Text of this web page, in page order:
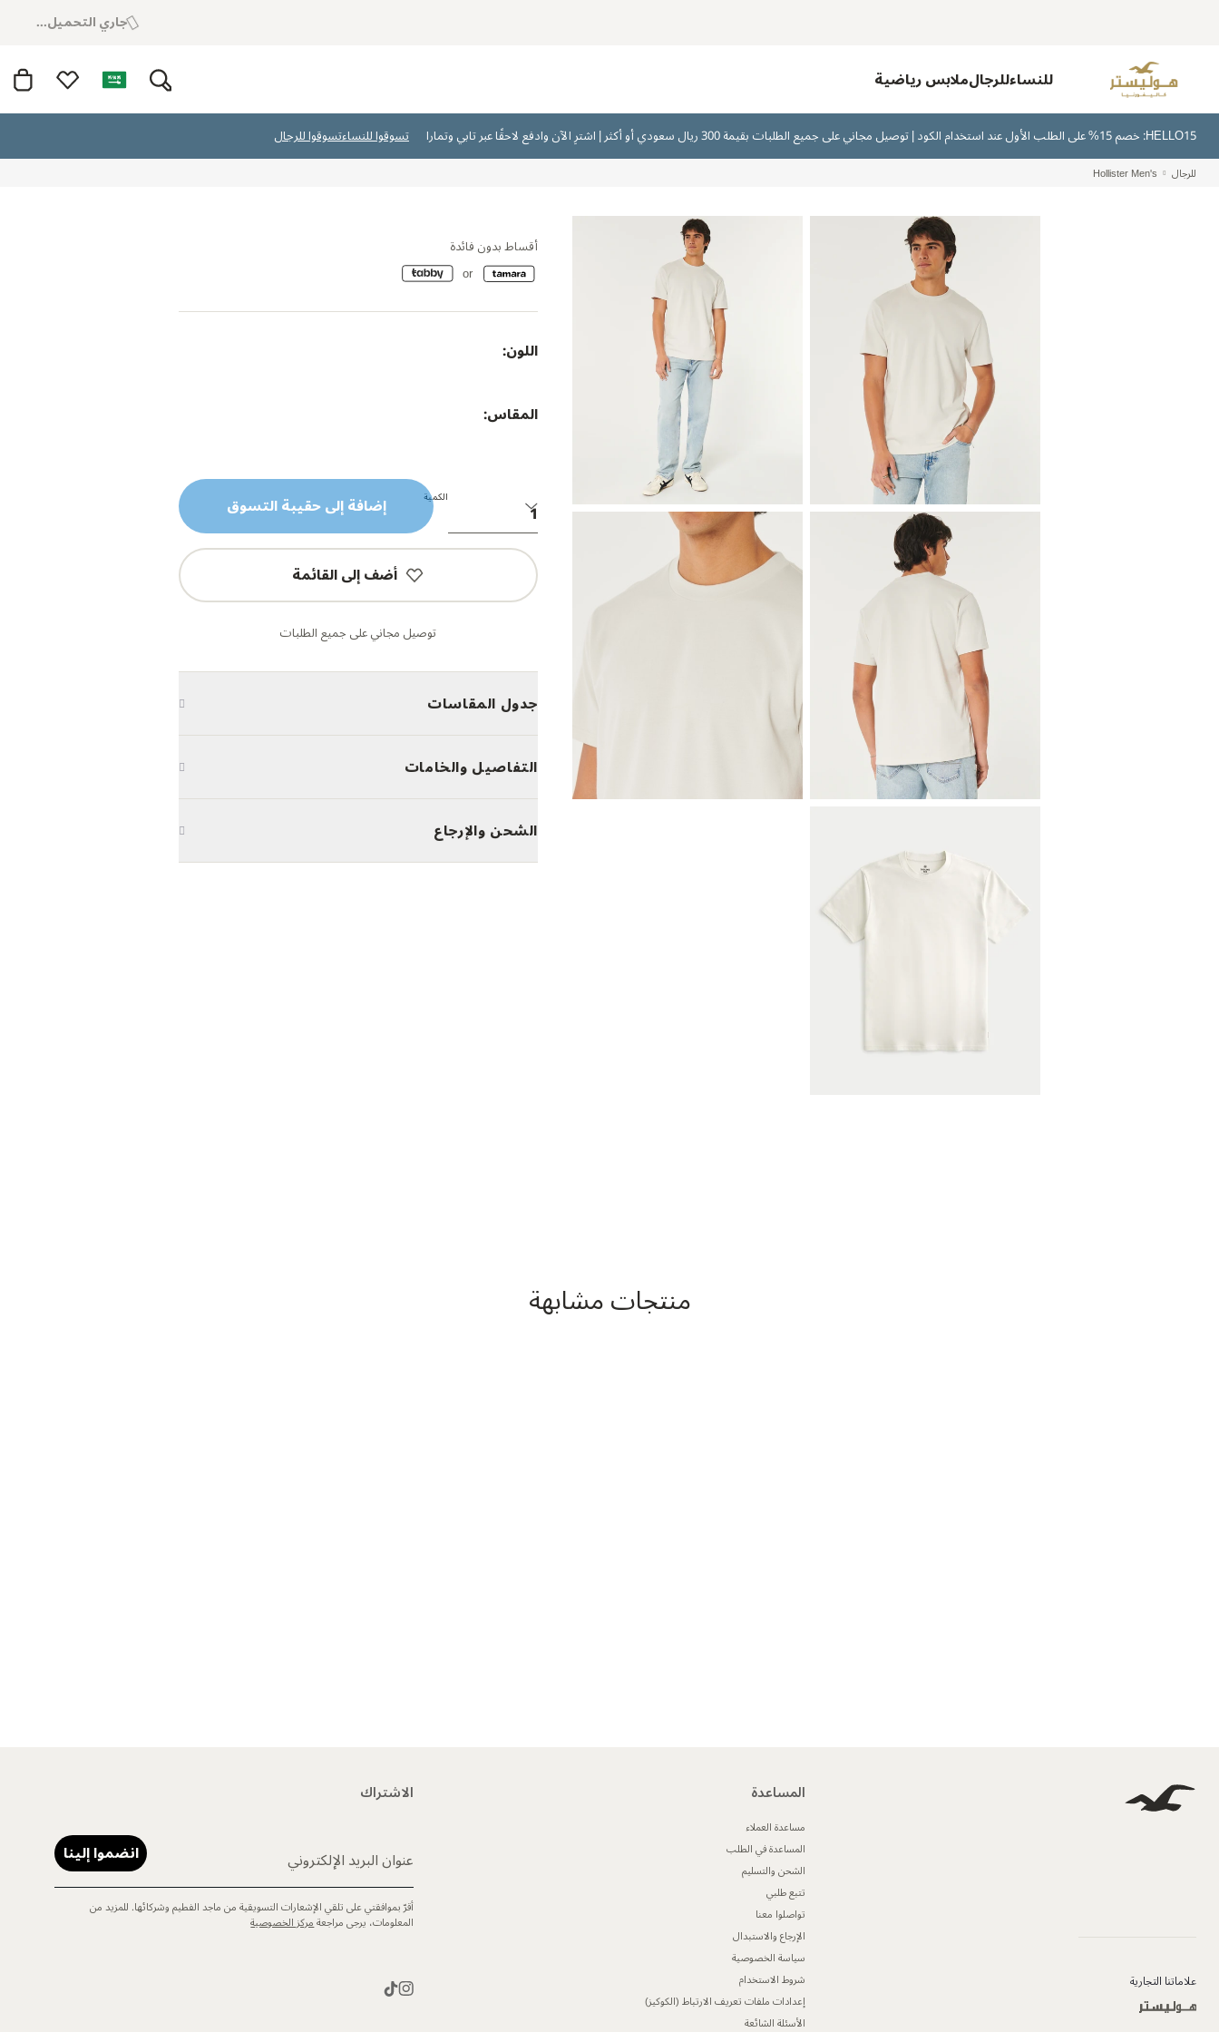
جاري التحميل...
للنساءللرجالملابس رياضية
HELLO15: خصم 15% على الطلب الأول عند استخدام الكود | توصيل مجاني على جميع الطلبات بقيمة 300 ريال سعودي أو أكثر | اشترِ الآن وادفع لاحقًا عبر تابي وتمارا تسوقوا للنساءتسوقوا للرجال
للرجال Hollister Men's
أقساط بدون فائدة
اللون:
المقاس:
الكمية إضافة إلى حقيبة التسوق
أضف إلى القائمة
توصيل مجاني على جميع الطلبات
جدول المقاسات
التفاصيل والخامات
الشحن والإرجاع
منتجات مشابهة
علاماتنا التجارية
المساعدة
مساعدة العملاء
المساعدة في الطلب
الشحن والتسليم
تتبع طلبي
تواصلوا معنا
الإرجاع والاستبدال
سياسة الخصوصية
شروط الاستخدام
إعدادات ملفات تعريف الارتباط (الكوكيز)
الأسئلة الشائعة
الاشتراك
عنوان البريد الإلكتروني انضموا إلينا
أقرّ بموافقتي على تلقي الإشعارات التسويقية من ماجد الفطيم وشركائها. للمزيد من
المعلومات، يرجى مراجعةمركز الخصوصية